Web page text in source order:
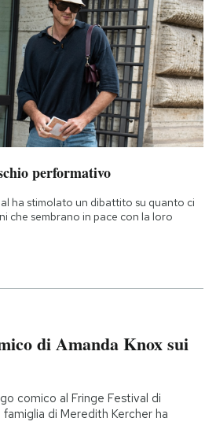
performativo
ha stimolato un dibattito su quanto ci
che sembrano in pace con la loro
di Amanda Knox sui
comico al Fringe Festival di
di Meredith Kercher ha